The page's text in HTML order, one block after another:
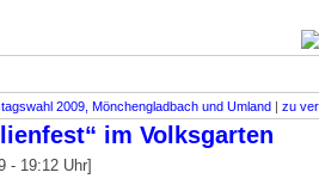
2009, Mönchengladbach und Umland | zu
im Volksgarten
- 19:12 Uhr]